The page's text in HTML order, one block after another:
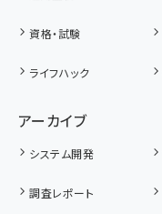
資格・試験
ライフハック
アーカイブ
システム開発
調査レポート